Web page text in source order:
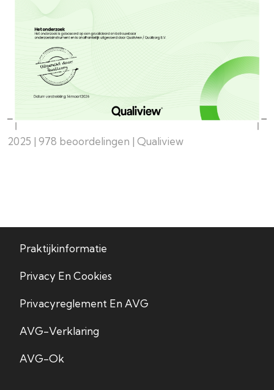
2025 | 978 beoordelingen | Qualiview
Praktijkinformatie
Privacy En Cookies
Privacyreglement En AVG
AVG-Verklaring
AVG-Ok